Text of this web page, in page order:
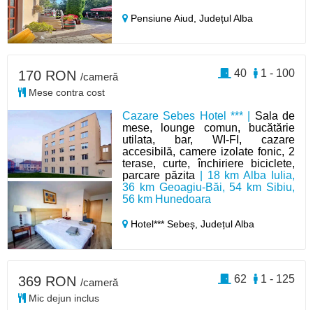
Pensiune Aiud,Județul Alba
Cazare Sebes Hotel *** | Sala de
mese, lounge comun, bucătărie
utilata, bar, WI-FI, cazare
accesibilă, camere izolate fonic, 2
terase, curte, închiriere biciclete,
parcare păzita | 18 km Alba Iulia,
36 km Geoagiu-Băi, 54 km Sibiu,
56 km Hunedoara
Hotel*** Sebeș,Județul Alba
170 RON /cameră
Mese contra cost
1 - 100
40
369 RON /cameră
Mic dejun inclus
1 - 125
62